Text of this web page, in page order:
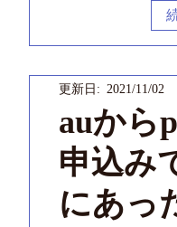
auから
申込み
にあっ
更新日: 2021/11/02